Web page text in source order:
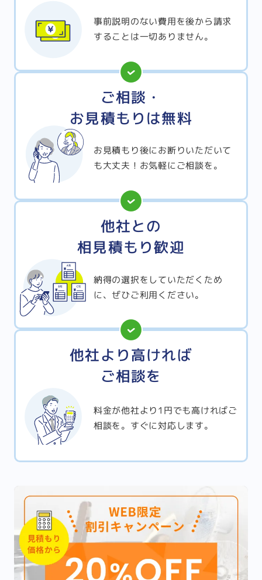
事前説明のない費用を後から請求
することは一切ありません。
ご相談・
お見積もりは無料
お見積もり後にお断りいただいて
も大丈夫！お気軽にご相談を。
他社との
相見積もり歓迎
納得の選択をしていただくため
に、ぜひご利用ください。
他社より高ければ
ご相談を
料金が他社より1円でも高ければご
相談を。すぐに対応します。